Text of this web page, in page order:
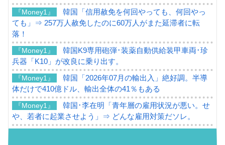
『Money1』
韓国「信用赦免を何回やっても、何回やっ
ても」⇒ 257万人赦免したのに60万人がまた延滞者に転
落！
『Money1』
韓国K9専用砲弾･装薬自動供給装甲車両･珍
兵器「K10」が改良に乗り出す。
『Money1』
韓国「2026年07月の輸出入」絶好調。半導
体だけで410億ドル、輸出全体の41％もある
『Money1』
韓国･李在明「青年層の雇用状況が悪い。せ
や、若者に起業させよう」⇒ どんな雇用対策だソレ。